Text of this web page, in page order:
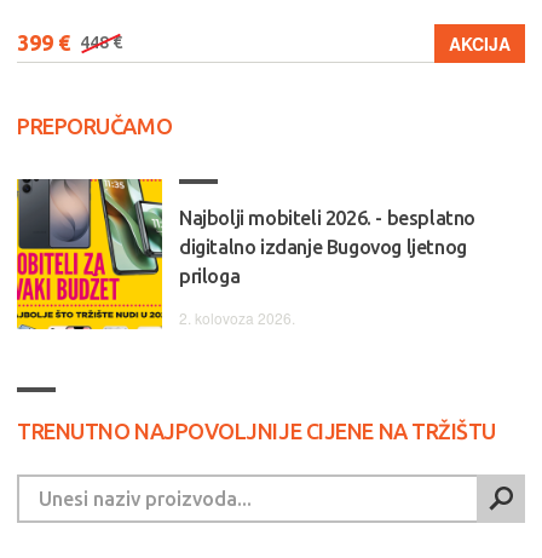
399 € 448 € AKCIJA
PREPORUČAMO
Najbolji mobiteli 2026. - besplatno
digitalno izdanje Bugovog ljetnog
priloga
2. kolovoza 2026.
TRENUTNO NAJPOVOLJNIJE CIJENE NA TRŽIŠTU